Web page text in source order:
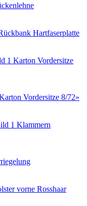
Hartfaserplatte
Karton Vordersitze
Vordersitze 8/72»
Klammern
vorne Rosshaar